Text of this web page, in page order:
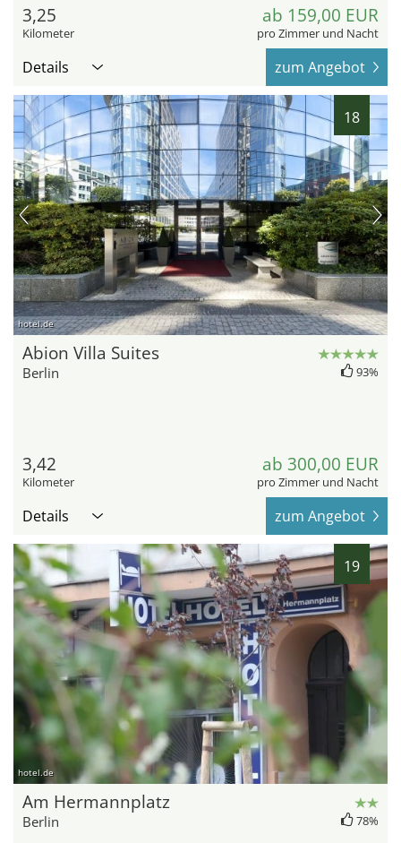
3,25
Kilometer
ab 159,00 EUR
pro Zimmer und Nacht
Details zum Angebot
18
hotel.de
Abion Villa Suites
Berlin 93%
3,42
Kilometer
ab 300,00 EUR
pro Zimmer und Nacht
Details zum Angebot
19
hotel.de
Am Hermannplatz
Berlin 78%